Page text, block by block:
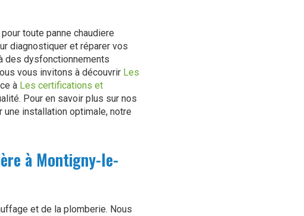
toute panne chaudiere
diagnostiquer et réparer vos
des dysfonctionnements
vous invitons à découvrir Les
à Les certifications et
Pour en savoir plus sur nos
une installation optimale, notre
à Montigny-le-
et de la plomberie. Nous